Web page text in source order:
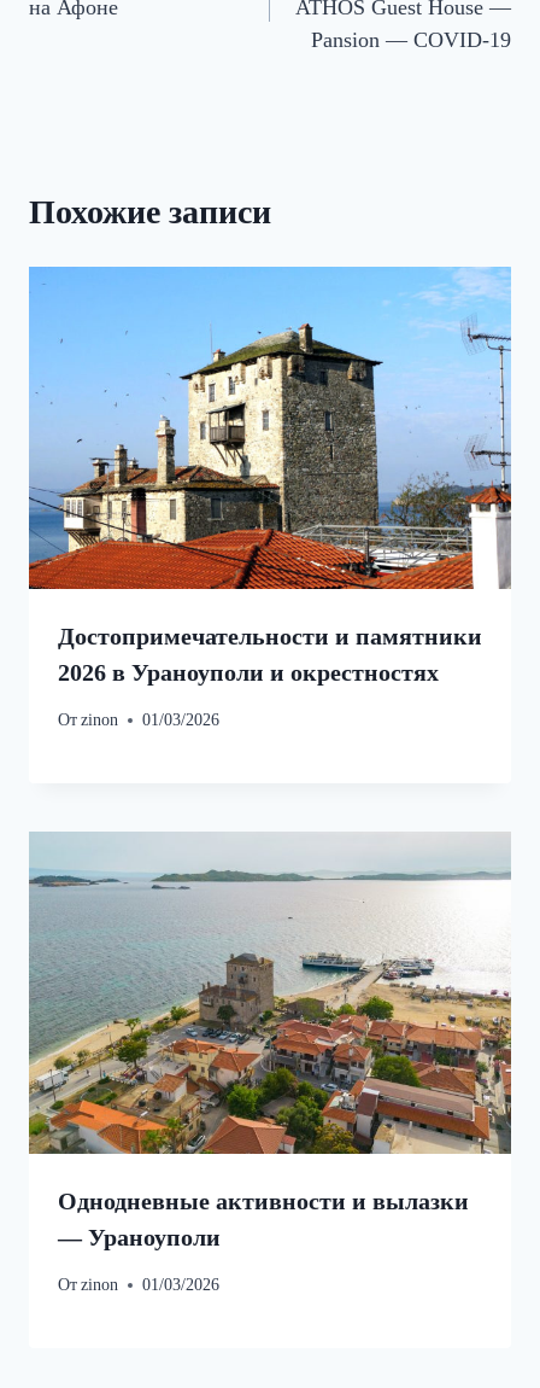
на Афоне
ATHOS Guest House —
Pansion — COVID-19
Похожие записи
Достопримечательности и памятники
2026 в Ураноуполи и окрестностях
Отzinon 01/03/2026
Однодневные активности и вылазки
— Ураноуполи
Отzinon 01/03/2026